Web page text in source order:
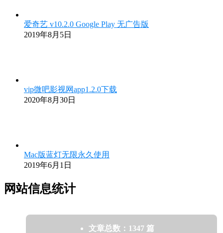
爱奇艺 v10.2.0 Google Play 无广告版
2019年8月5日
vip微吧影视网app1.2.0下载
2020年8月30日
Mac版蓝灯无限永久使用
2019年6月1日
网站信息统计
文章总数：1347 篇